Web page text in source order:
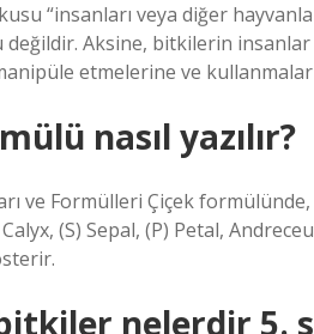
“insanları veya diğer
Aksine, bitkilerin insanlar
etmelerine ve
nasıl yazılır?
ve Formülleri Çiçek
(S) Sepal, (P) Petal,
nelerdir 5.